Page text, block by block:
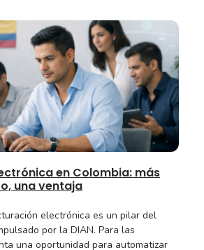
en Colombia: más
una ventaja
electrónica es un pilar del
por la DIAN. Para las
una oportunidad para automatizar